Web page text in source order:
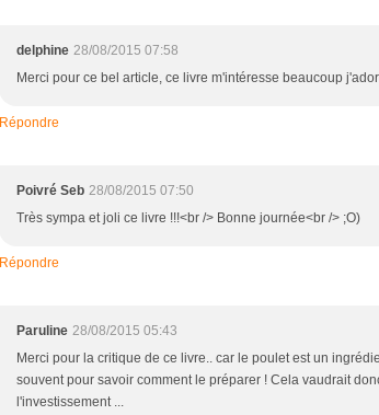
delphine 28/08/2015 07:58
Merci pour ce bel article, ce livre m'intéresse beaucoup
Répondre
Poivré Seb 28/08/2015 07:50
Très sympa et joli ce livre !!!<br /> Bonne journée<br /> ;O)
Répondre
Paruline 28/08/2015 05:43
Merci pour la critique de ce livre.. car le poulet est un
souvent pour savoir comment le préparer ! Cela vaudrait
l'investissement ...